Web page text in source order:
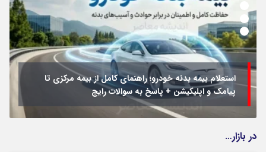
استعلام بیمه بدنه خودرو؛ راهنمای کامل از بیمه مرکزی تا
پیامک و اپلیکیشن + پاسخ به سوالات رایج
در بازار…